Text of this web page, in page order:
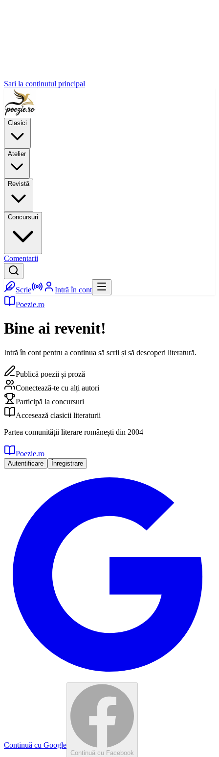
Sari la conținutul principal
Clasici
Atelier
Revistă
Concursuri
Comentarii
Scrie
Intră în cont
Poezie.ro
Bine ai revenit!
Intră în cont pentru a continua să scrii și să descoperi literatură.
Publică poezii și proză
Conectează-te cu alți autori
Participă la concursuri
Accesează clasicii literaturii
Partea comunității literare românești din 2004
Poezie.ro
Autentificare Înregistrare
Continuă cu Google
Continuă cu Facebook